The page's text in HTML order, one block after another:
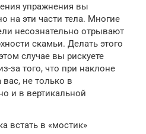
упражнения вы
на эти части тела. Многие
несознательно отрывают
скамьи. Делать этого
случае вы рискуете
за того, что при наклоне
вас, не только в
и в вертикальной
встать в «мостик»